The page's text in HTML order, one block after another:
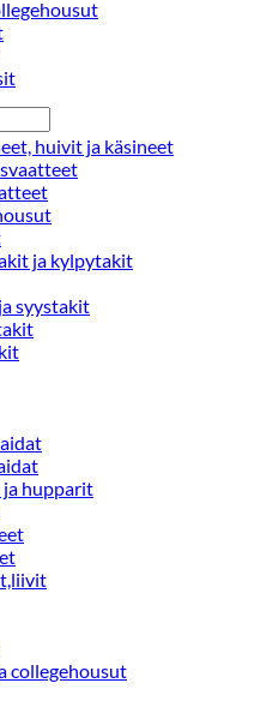
huivit ja käsineet
ja kylpytakit
syystakit
ja hupparit
collegehousut